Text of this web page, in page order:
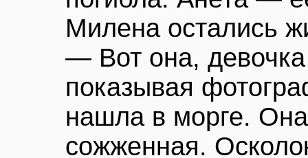
Милена остались
— Вот она,
показывая
нашла в морге.
сожженная.